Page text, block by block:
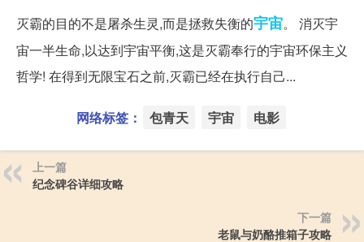
灭霸的目的不是屠杀生灵,而是拯救失衡的宇宙。 消灭宇
宙一半生命,以达到宇宙平衡,这是灭霸奉行的宇宙环保主义
哲学! 在得到无限宝石之前,灭霸已经在执行自己...
网络标签： 包青天 宇宙 电影
上一篇
纪念碑谷详细攻略
下一篇
老鼠与奶酪推箱子攻略